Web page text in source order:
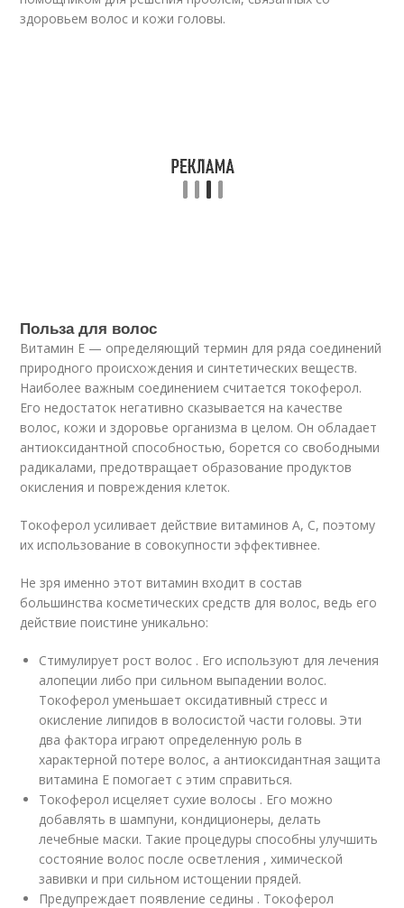
здоровьем волос и кожи головы.
Польза для волос
Витамин E — определяющий термин для ряда соединений
природного происхождения и синтетических веществ.
Наиболее важным соединением считается токоферол.
Его недостаток негативно сказывается на качестве
волос, кожи и здоровье организма в целом. Он обладает
антиоксидантной способностью, борется со свободными
радикалами, предотвращает образование продуктов
окисления и повреждения клеток.
Токоферол усиливает действие витаминов A, C, поэтому
их использование в совокупности эффективнее.
Не зря именно этот витамин входит в состав
большинства косметических средств для волос, ведь его
действие поистине уникально:
Стимулирует рост волос . Его используют для лечения
алопеции либо при сильном выпадении волос.
Токоферол уменьшает оксидативный стресс и
окисление липидов в волосистой части головы. Эти
два фактора играют определенную роль в
характерной потере волос, а антиоксидантная защита
витамина E помогает с этим справиться.
Токоферол исцеляет сухие волосы . Его можно
добавлять в шампуни, кондиционеры, делать
лечебные маски. Такие процедуры способны улучшить
состояние волос после осветления , химической
завивки и при сильном истощении прядей.
Предупреждает появление седины . Токоферол